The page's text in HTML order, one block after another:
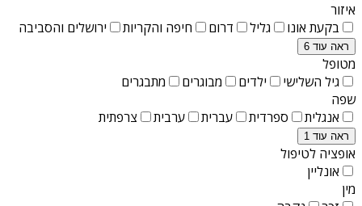
איזור
בקעת אונו
גליל דרום חיפה והקריות ירושלים והסביבה
ראה עוד 6
מטופל
גיל השלישי
ילדים מבוגרים
מתבגרים
שפה
אנגלית
ספרדית עברית ערבית צרפתית
ראה עוד 1
אופציה לטיפול
אונליין
מין